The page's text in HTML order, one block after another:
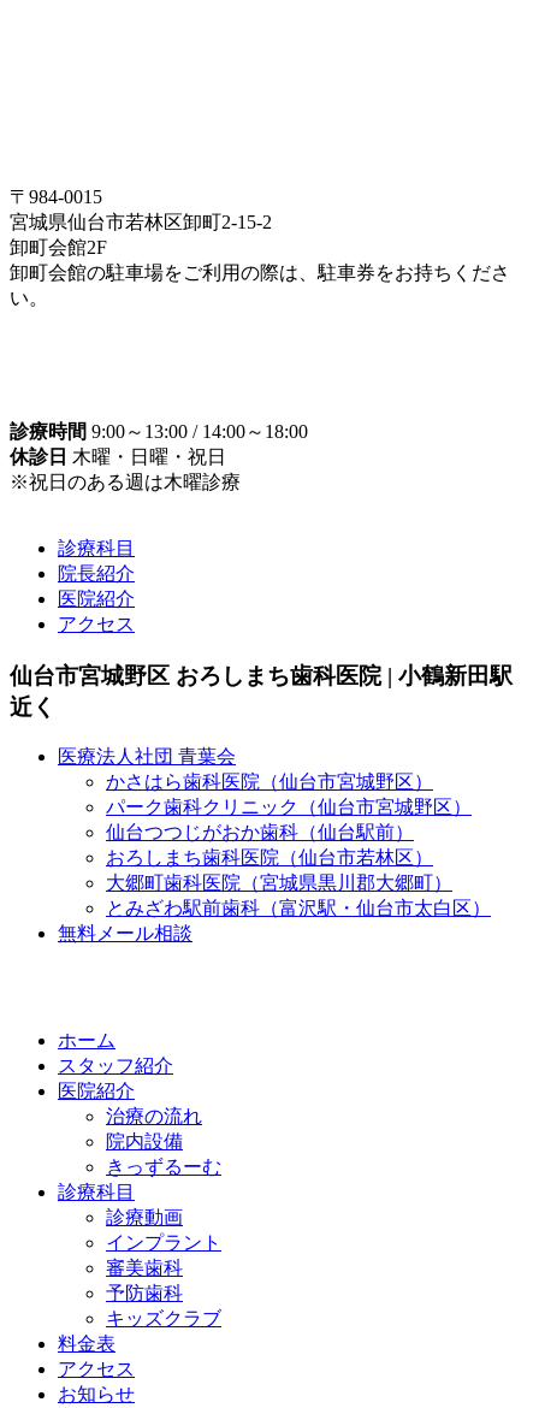
〒984-0015
宮城県仙台市若林区卸町2-15-2
卸町会館2F
卸町会館の駐車場をご利用の際は、駐車券をお持ちくださ
い。
診療時間 9:00～13:00 / 14:00～18:00
休診日 木曜・日曜・祝日
※祝日のある週は木曜診療
診療科目
院長紹介
医院紹介
アクセス
仙台市宮城野区 おろしまち歯科医院 | 小鶴新田駅
近く
医療法人社団 青葉会
かさはら歯科医院（仙台市宮城野区）
パーク歯科クリニック（仙台市宮城野区）
仙台つつじがおか歯科（仙台駅前）
おろしまち歯科医院（仙台市若林区）
大郷町歯科医院（宮城県黒川郡大郷町）
とみざわ駅前歯科（富沢駅・仙台市太白区）
無料メール相談
ホーム
スタッフ紹介
医院紹介
治療の流れ
院内設備
きっずるーむ
診療科目
診療動画
インプラント
審美歯科
予防歯科
キッズクラブ
料金表
アクセス
お知らせ